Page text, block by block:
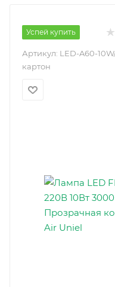
Успей купить
Артикул: LED-A60-
картон